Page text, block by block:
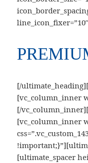
[/
[vc_column_inner
[/
[vc_column_inner
[ultimate_spacer